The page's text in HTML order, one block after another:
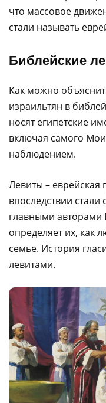
что массовое
стали называть
Библейские
Как можно
израильтян в
носят египетские
включая самого
наблюдением.
Левиты – еврейская
впоследствии
главными
определяет их, как
семье. История
левитами.